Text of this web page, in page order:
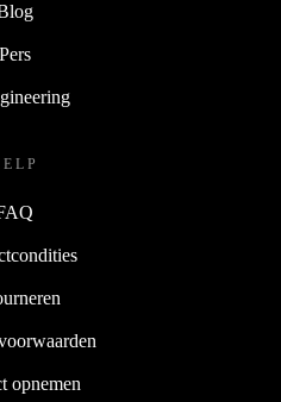
Pers
opnemen